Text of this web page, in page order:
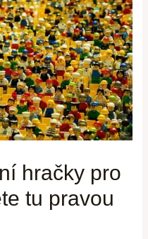
hračky pro
tu pravou